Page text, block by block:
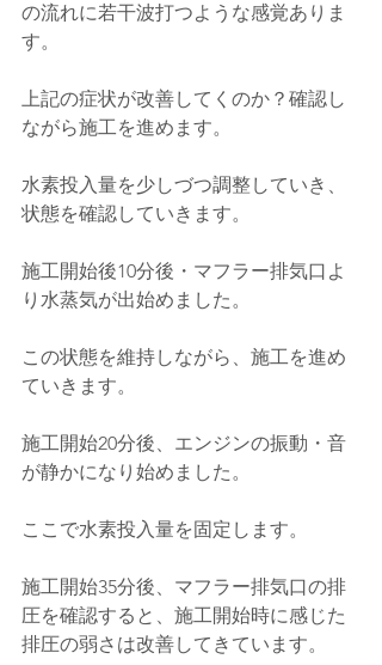
の流れに若干波打つような感覚ありま
す。
上記の症状が改善してくのか？確認し
ながら施工を進めます。
水素投入量を少しづつ調整していき、
状態を確認していきます。
施工開始後10分後・マフラー排気口よ
り水蒸気が出始めました。
この状態を維持しながら、施工を進め
ていきます。
施工開始20分後、エンジンの振動・音
が静かになり始めました。
ここで水素投入量を固定します。
施工開始35分後、マフラー排気口の排
圧を確認すると、施工開始時に感じた
排圧の弱さは改善してきています。